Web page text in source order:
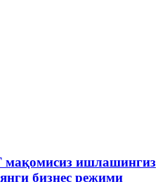
мақомисиз ишлашингиз
бизнес режими